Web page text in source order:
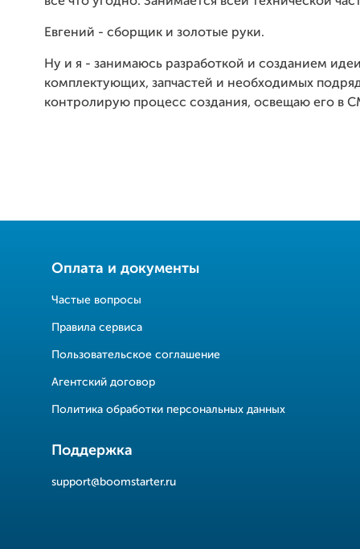
Евгений - сборщик и золотые руки.
Ну и я - занимаюсь разработкой и созданием
комплектующих, запчастей и необходимых
контролирую процесс создания, освещаю его в
Оплата и документы
Частые вопросы
Правила сервиса
Пользовательское соглашение
Агентский договор
Политика обработки персональных данных
Поддержка
support@boomstarter.ru